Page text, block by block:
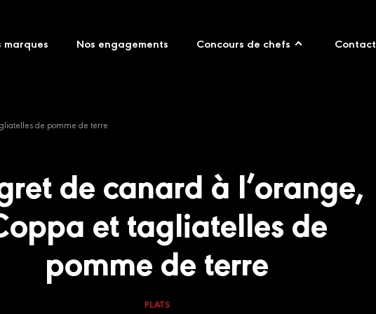
marques Nos engagements Concours de chefs Contact
de pomme de terre
de canard à l’orange,
et tagliatelles de
pomme de terre
PLATS